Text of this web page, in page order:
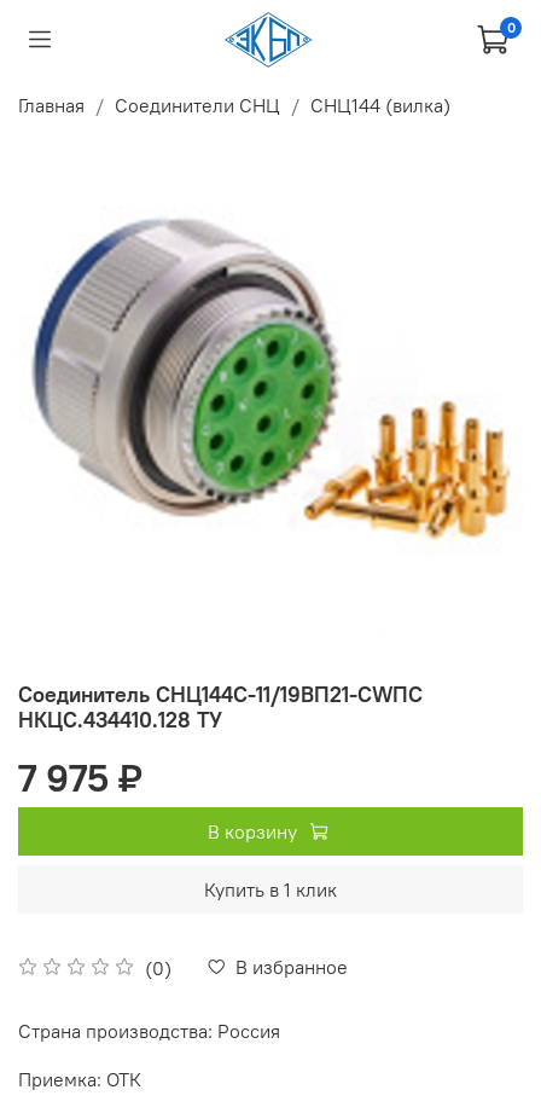
0
Главная Соединители СНЦ СНЦ144 (вилка)
Соединитель СНЦ144С-11/19ВП21-CWПC
НКЦС.434410.128 ТУ
(0) В избранное
7 975 ₽
В корзину
Купить в 1 клик
Страна производства: Россия
Приемка: ОТК